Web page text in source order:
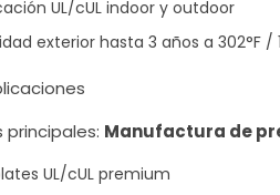
UL/cUL indoor y outdoor
exterior hasta 3 años a 302°F /
principales: Manufactura de
UL/cUL premium